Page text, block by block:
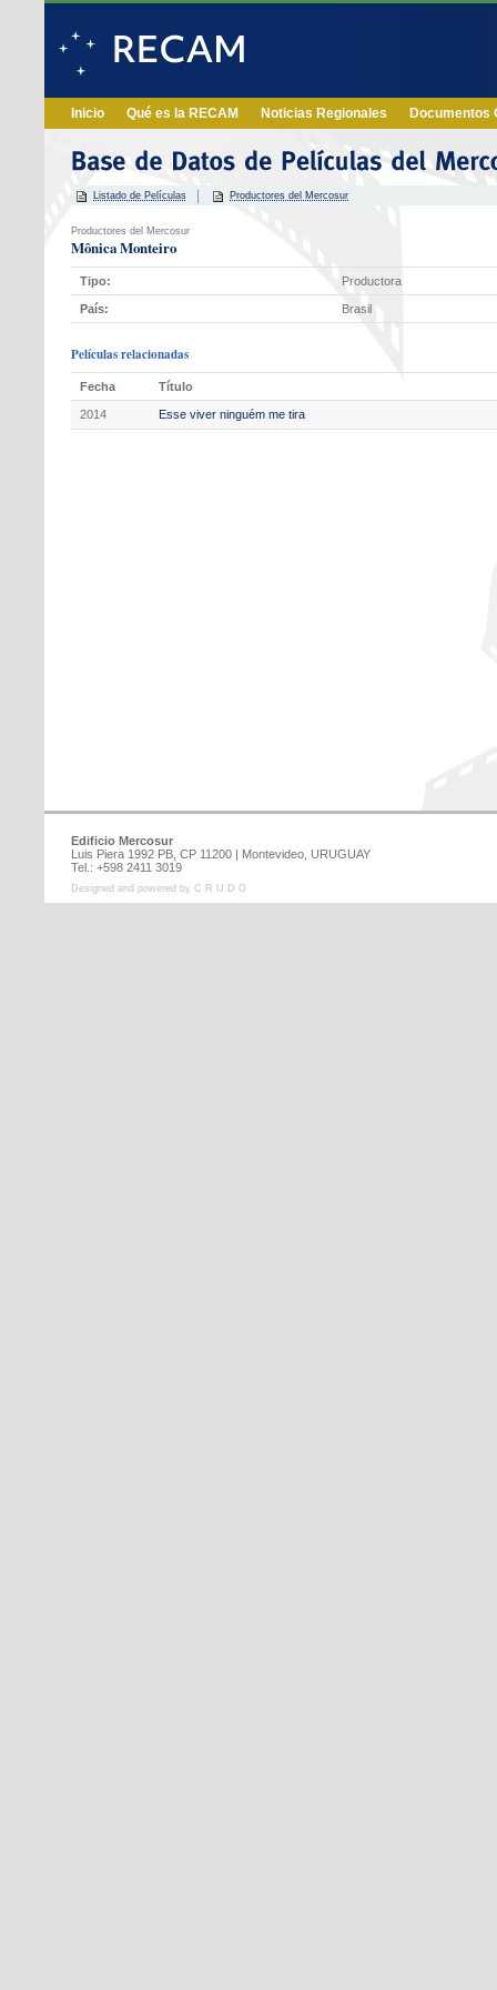
Inicio Qué es la RECAM Noticias Regionales Documentos
Listado de Películas Productores del Mercosur
Productores del Mercosur
Mônica Monteiro
Tipo: Productora
País: Brasil
Películas relacionadas
Fecha Título
2014 Esse viver ninguém me tira
Edificio Mercosur
Luis Piera 1992 PB, CP 11200 | Montevideo, URUGUAY
Tel.: +598 2411 3019
Designed and powered by C R U D O